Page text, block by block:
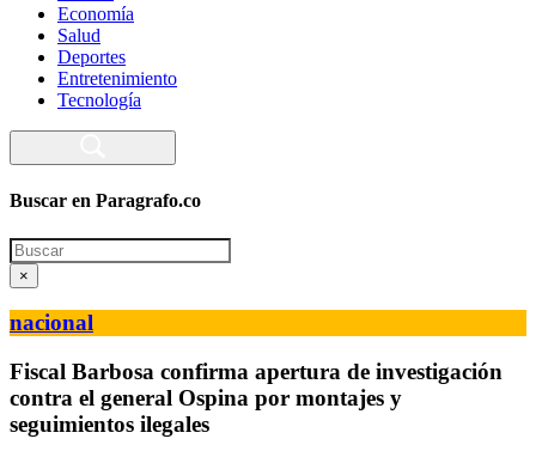
Economía
Salud
Deportes
Entretenimiento
Tecnología
Buscar en Paragrafo.co
Search
×
nacional
Fiscal Barbosa confirma apertura de investigación
contra el general Ospina por montajes y
seguimientos ilegales